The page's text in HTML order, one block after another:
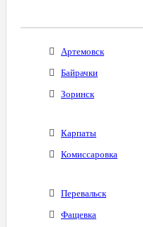
Артемовск
Байрачки
Зоринск
Карпаты
Комиссаровка
Перевальск
Фащевка